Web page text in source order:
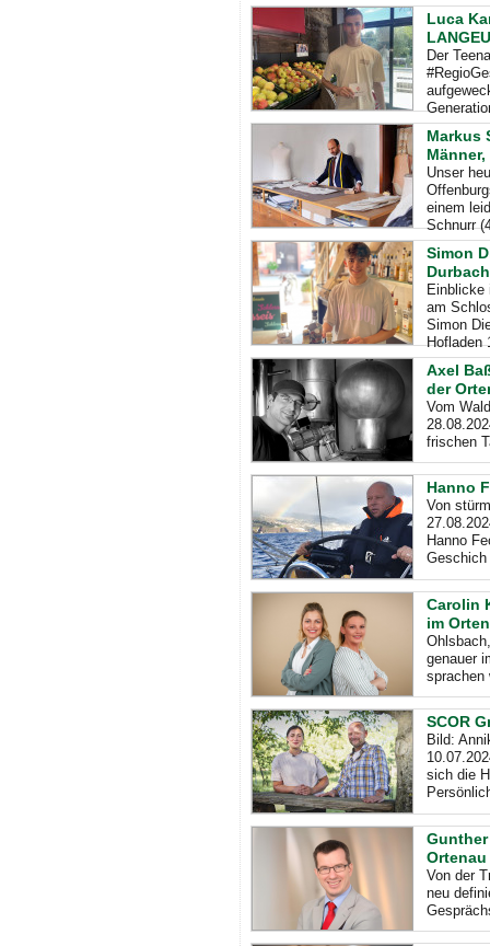
Luca
Der
Markus
Unser
einem
Schnurr
Simon
Einblicke
am
Simon
Hofladen
Axel
der
Vom
frischen
Hanno
Von
Hanno
Geschich
Carolin
im
genauer
sprachen
SCOR
Bild:
sich die
Ortenau
Von der
neu